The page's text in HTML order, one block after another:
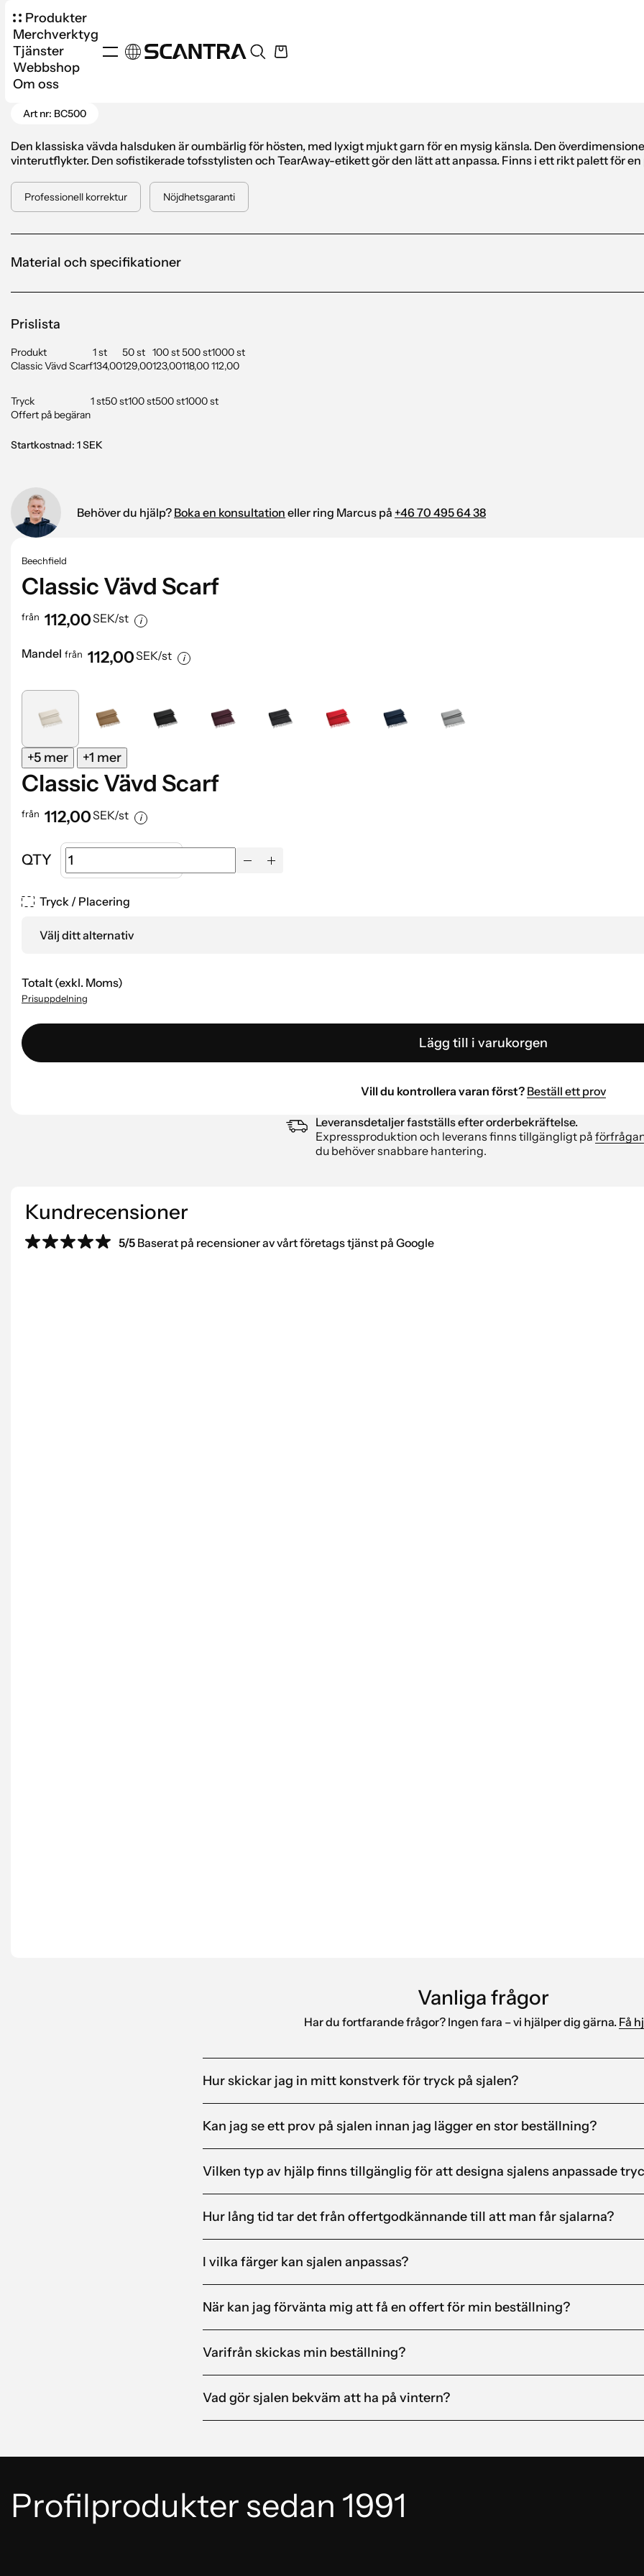
Produkter
Merchverktyg
Tjänster
Webbshop
Om oss
Gå tillbaka
Art nr: BC500
Den klassiska vävda halsduken är oumbärlig för hösten, med lyxigt mjukt garn för en mysig känsla. Den
vinterutflykter. Den sofistikerade tofsstylisten och TearAway-etikett gör den lätt att anpassa. Finns i ett rikt palett för
Professionell korrektur Nöjdhetsgaranti
Material och specifikationer
Prislista
Produkt 1 st 50 st 100 st500 st1000 st
Classic Vävd Scarf134,00129,00123,00118,00112,00
Tryck 1 st50 st100 st500 st1000 st
Offert på begäran
Startkostnad: 1 SEK
Behöver du hjälp? Boka en konsultation eller ring Marcus på +46 70 495 64 38
Beechfield
Classic Vävd Scarf
från 112,00SEK/st
Mandel från 112,00SEK/st
+5 mer +1 mer
Classic Vävd Scarf
från 112,00SEK/st
QTY
Tryck / Placering
Välj ditt alternativ
Totalt (exkl. Moms)
Prisuppdelning
Lägg till i varukorgen
Vill du kontrollera varan först? Beställ ett prov
Leveransdetaljer fastställs efter orderbekräftelse.
Expressproduktion och leverans finns tillgängligt på
du behöver snabbare hantering.
Kundrecensioner
5/5 Baserat på recensioner av vårt företags tjänst på Google
Vanliga frågor
Har du fortfarande frågor? Ingen fara – vi hjälper dig gärna. Få
Hur skickar jag in mitt konstverk för tryck på sjalen?
Kan jag se ett prov på sjalen innan jag lägger en stor beställning?
Vilken typ av hjälp finns tillgänglig för att designa sjalens anpassade
Hur lång tid tar det från offertgodkännande till att man får sjalarna?
I vilka färger kan sjalen anpassas?
När kan jag förvänta mig att få en offert för min beställning?
Varifrån skickas min beställning?
Vad gör sjalen bekväm att ha på vintern?
Profilprodukter sedan 1991